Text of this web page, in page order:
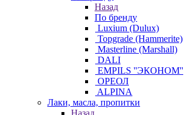
Назад
По бренду
Luxium (Dulux)
Topgrade (Hammerite)
Masterline (Marshall)
DALI
EMPILS ''ЭКОНОМ''
ОРЕОЛ
ALPINA
Лаки, масла, пропитки
Назад